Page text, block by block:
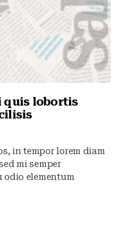
quis lobortis
in tempor lorem diam
mi semper
odio elementum